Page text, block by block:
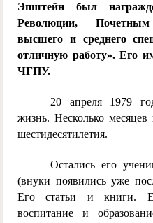
Эпштейн был
Революции,
высшего и среднего
отличную работу». Его
ЧГПУ.
20 апреля 1979
жизнь. Несколько
шестидесятилетия.
Остались его
(внуки появились уже
Его статьи и книги.
воспитание и